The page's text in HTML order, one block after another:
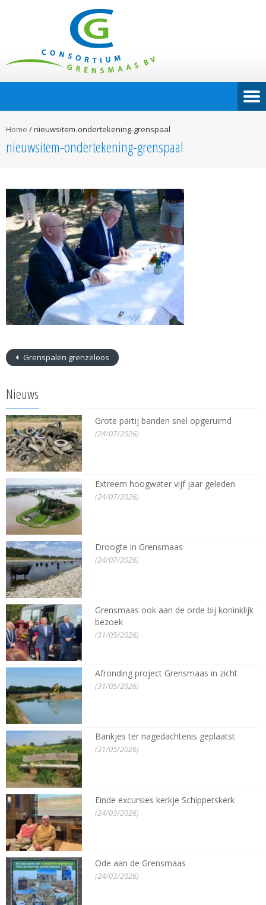
Home /nieuwsitem-ondertekening-grenspaal
nieuwsitem-ondertekening-grenspaal
Grenspalen grenzeloos
Nieuws
Grote partij banden snel opgeruimd
(24/07/2026)
Extreem hoogwater vijf jaar geleden
(24/07/2026)
Droogte in Grensmaas
(24/07/2026)
Grensmaas ook aan de orde bij koninklijk
bezoek
(31/05/2026)
Afronding project Grensmaas in zicht
(31/05/2026)
Bankjes ter nagedachtenis geplaatst
(31/05/2026)
Einde excursies kerkje Schipperskerk
(24/03/2026)
Ode aan de Grensmaas
(24/03/2026)